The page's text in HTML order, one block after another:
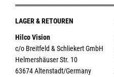
LAGER & RETOUREN
Hilco Vision
c/o Breitfeld & Schliekert GmbH
Helmershäuser Str. 10
63674 Altenstadt/Germany